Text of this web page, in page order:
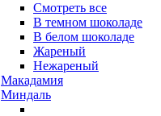
Смотреть все
В темном шоколаде
В белом шоколаде
Жареный
Нежареный
Макадамия
Миндаль